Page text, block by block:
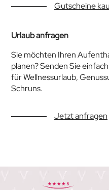
Gutscheine
Urlaub anfragen
Sie möchten Ihren
planen? Senden Sie
für Wellnessurlaub,
Schruns.
Jetzt anfragen